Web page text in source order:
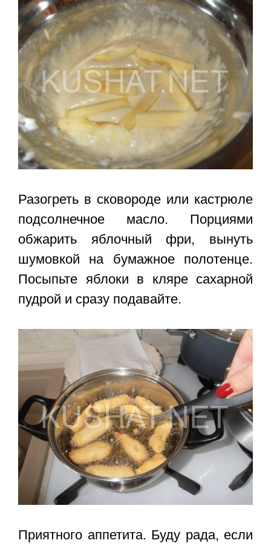
Разогреть в сковороде или кастрюле
подсолнечное масло. Порциями
обжарить яблочный фри, вынуть
шумовкой на бумажное полотенце.
Посыпьте яблоки в кляре сахарной
пудрой и сразу подавайте.
Приятного аппетита. Буду рада, если